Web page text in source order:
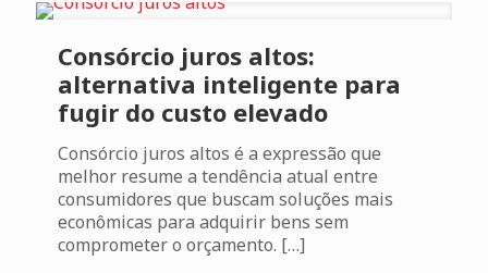
Consórcio juros altos:
alternativa inteligente para
fugir do custo elevado
Consórcio juros altos é a expressão que
melhor resume a tendência atual entre
consumidores que buscam soluções mais
econômicas para adquirir bens sem
comprometer o orçamento. […]